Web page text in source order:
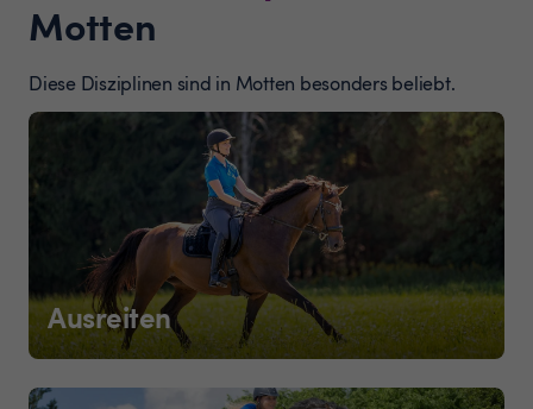
Motten
Diese Disziplinen sind in Motten besonders beliebt.
Ausreiten